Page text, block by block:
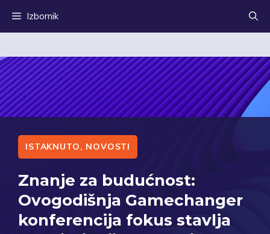
Izbornik
ISTAKNUTO, NOVOSTI
Znanje za budućnost:
Ovogodišnja Gamechanger
konferencija fokus stavlja